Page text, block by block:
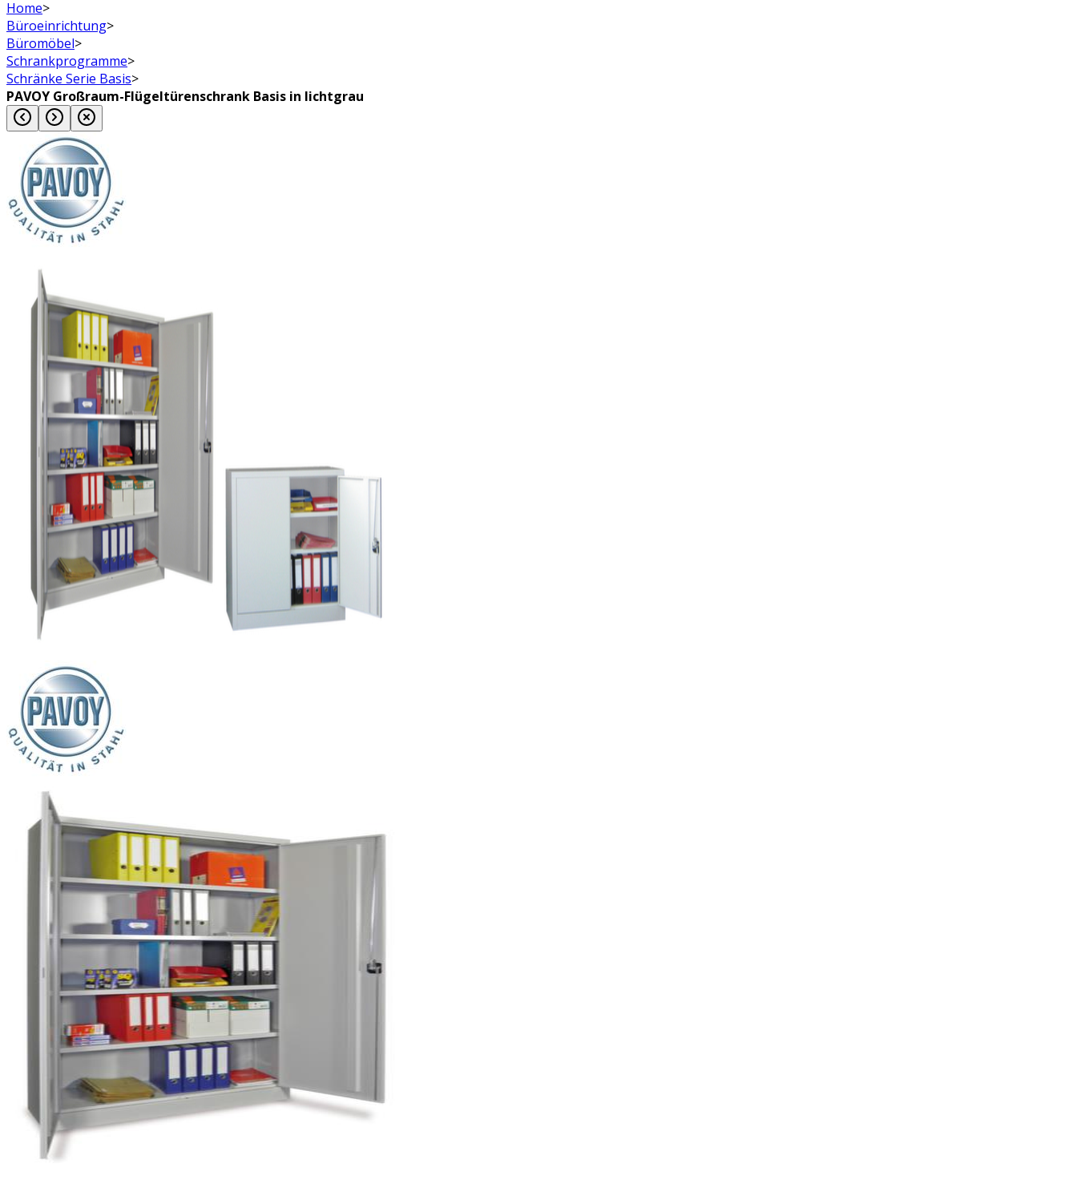
Home>
Büroeinrichtung>
Büromöbel>
Schrankprogramme>
Schränke Serie Basis>
PAVOY Großraum-Flügeltürenschrank Basis in lichtgrau